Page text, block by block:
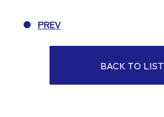
PREV
BACK TO LIST